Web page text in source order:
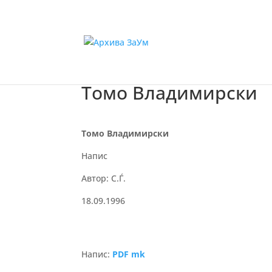
Томо Владимирски
Томо Владимирски
Напис
Автор: С.Ѓ.
18.09.1996
Напис: PDF mk